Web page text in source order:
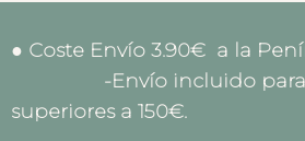
● Coste Envío 3.90€ a
-Envío incluido para
superiores a 150€.